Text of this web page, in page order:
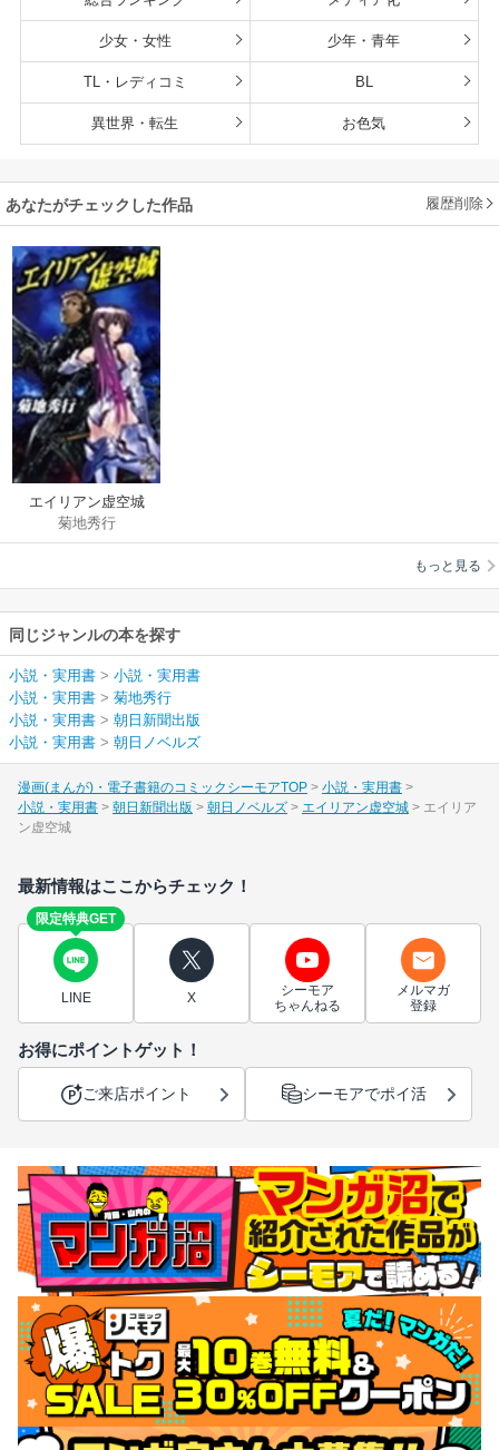
少女・女性 少年・青年
TL・レディコミ BL
異世界・転生 お色気
あなたがチェックした作品 履歴削除
エイリアン虚空城
菊地秀行
もっと見る
同じジャンルの本を探す
小説・実用書 > 小説・実用書
小説・実用書 > 菊地秀行
小説・実用書 > 朝日新聞出版
小説・実用書 > 朝日ノベルズ
漫画(まんが)・電子書籍のコミックシーモアTOP
小説・実用書
小説・実用書
朝日新聞出版 朝日ノベルズ エイリアン虚空城
エイリア
ン虚空城
最新情報はここからチェック！
限定特典GET
LINE X
シーモア
ちゃんねる
メルマガ
登録
お得にポイントゲット！
ご来店ポイント シーモアでポイ活